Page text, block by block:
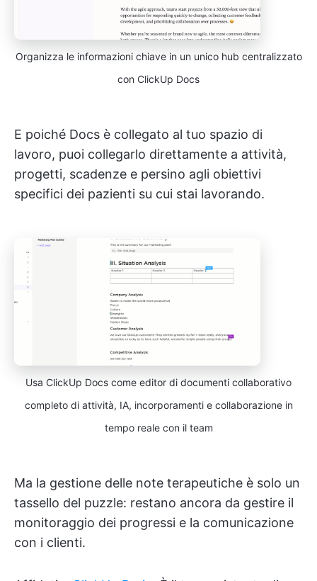
Organizza le informazioni chiave in un unico hub centralizzato
con ClickUp Docs
E poiché Docs è collegato al tuo spazio di
lavoro, puoi collegarlo direttamente a attività,
progetti, scadenze e persino agli obiettivi
specifici dei pazienti su cui stai lavorando.
Usa ClickUp Docs come editor di documenti collaborativo
completo di attività, IA, incorporamenti e collaborazione in
tempo reale con il team
Ma la gestione delle note terapeutiche è solo un
tassello del puzzle: restano ancora da gestire il
monitoraggio dei progressi e la comunicazione
con i clienti.